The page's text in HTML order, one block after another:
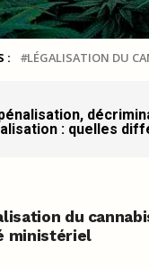
: LÉGALISATION DU
: quelles
du
ministériel